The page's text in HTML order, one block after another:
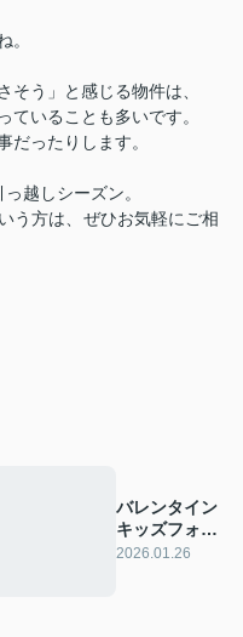
。
そう」と感じる物件は、
ていることも多いです。
だったりします。
越しシーズン。
う方は、ぜひお気軽にご相
バレンタイン
キッズフォト
撮影会
2026.01.26